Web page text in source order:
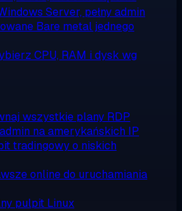
Server, pełny admin
Bare metal jednego
CPU, RAM i dysk wg
wszystkie plany RDP
na amerykańskich IP
tradingowy o niskich
online do uruchamiania
pulpit Linux